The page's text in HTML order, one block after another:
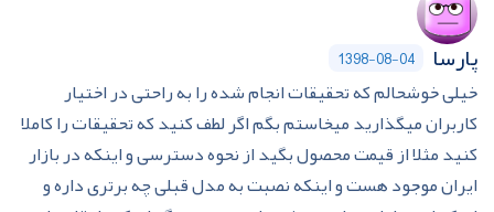
پارسا 1398-08-04
خیلی خوشحالم که تحقیقات انجام شده را به راحتی در اختیار
کاربران میگذارید میخاستم بگم اگر لطف کنید که تحقیقات را کاملا
کنید مثلا از قیمت محصول بگید از نحوه دسترسی و اینکه در بازار
ایران موجود هست و اینکه نصبت به مدل قبلی چه برتری داره و